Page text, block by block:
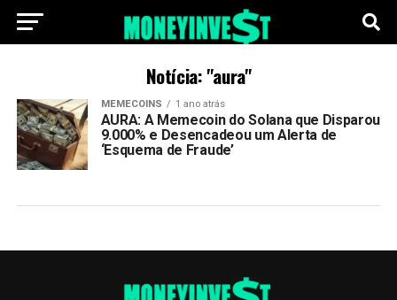
Notícia: "aura"
MEMECOINS 1 ano atrás
AURA: A Memecoin do Solana que Disparou
9.000% e Desencadeou um Alerta de
‘Esquema de Fraude’